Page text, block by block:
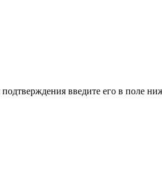
введите его в поле